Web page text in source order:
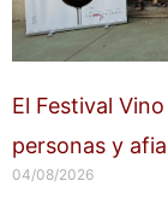
El Festival
personas y
04/08/2026